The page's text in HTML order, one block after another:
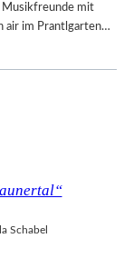
Musikfreunde mit
air im Prantlgarten…
Schabel